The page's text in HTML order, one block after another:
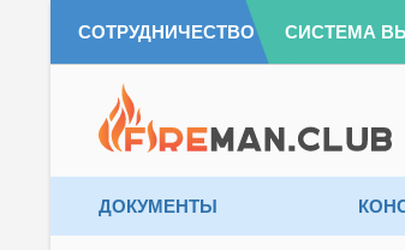
СОТРУДНИЧЕСТВО СИСТЕМА
ДОКУМЕНТЫ